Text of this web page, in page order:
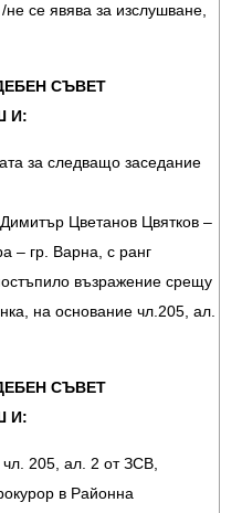
се явява за изслушване,
СЪВЕТ
И:
за следващо заседание
Цветанов Цвятков –
– гр. Варна, с ранг
възражение срещу
на основание чл.205, ал.
СЪВЕТ
И:
205, ал. 2 от ЗСВ,
в Районна